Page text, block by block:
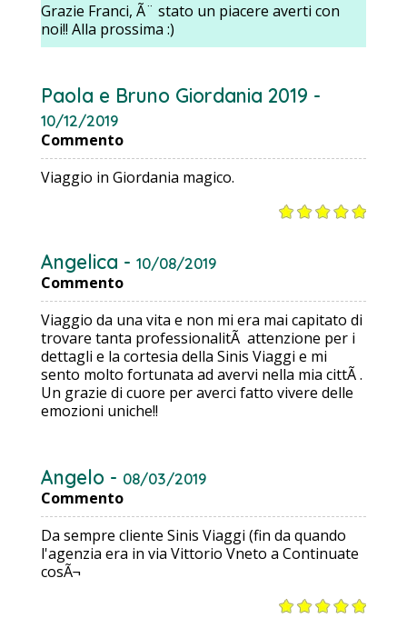
Grazie Franci, Ã¨ stato un piacere averti con
noi!! Alla prossima :)
Paola e Bruno Giordania 2019 -
10/12/2019
Commento
Viaggio in Giordania magico.
Angelica - 10/08/2019
Commento
Viaggio da una vita e non mi era mai capitato di
trovare tanta professionalitÃ attenzione per i
dettagli e la cortesia della Sinis Viaggi e mi
sento molto fortunata ad avervi nella mia cittÃ .
Un grazie di cuore per averci fatto vivere delle
emozioni uniche!!
Angelo - 08/03/2019
Commento
Da sempre cliente Sinis Viaggi (fin da quando
l'agenzia era in via Vittorio Vneto a Continuate
cosÃ¬